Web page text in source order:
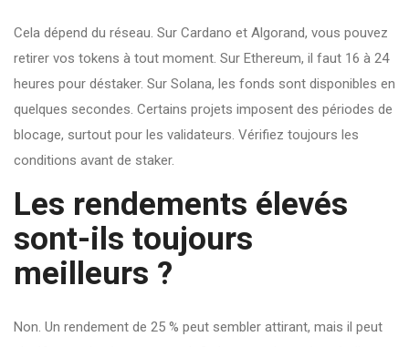
Cela dépend du réseau. Sur Cardano et Algorand, vous pouvez
retirer vos tokens à tout moment. Sur Ethereum, il faut 16 à 24
heures pour déstaker. Sur Solana, les fonds sont disponibles en
quelques secondes. Certains projets imposent des périodes de
blocage, surtout pour les validateurs. Vérifiez toujours les
conditions avant de staker.
Les rendements élevés
sont-ils toujours
meilleurs ?
Non. Un rendement de 25 % peut sembler attirant, mais il peut